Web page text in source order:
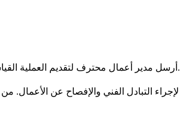
1. أرسل مدير أعمال محترف لتقديم العملية القياسية للمعدات وخطة معقولة للموافقة عليها ، وتقديم خصائص المنتج والوضع العام لمصنعنا.